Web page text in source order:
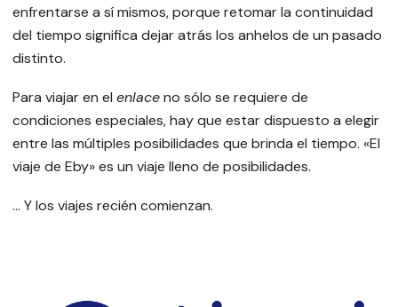
enfrentarse a sí mismos, porque retomar la continuidad
del tiempo significa dejar atrás los anhelos de un pasado
distinto.
Para viajar en el enlaceno sólo se requiere de
condiciones especiales, hay que estar dispuesto a elegir
entre las múltiples posibilidades que brinda el tiempo. «El
viaje de Eby» es un viaje lleno de posibilidades.
… Y los viajes recién comienzan.